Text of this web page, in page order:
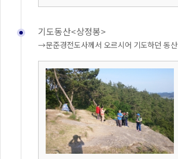
기도동산<상정봉>
→문준경전도사께서 오르시어 기도하던 동산